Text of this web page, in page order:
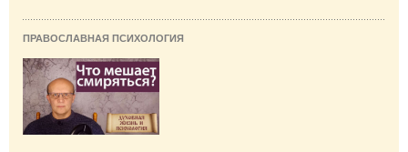
ПРАВОСЛАВНАЯ ПСИХОЛОГИЯ